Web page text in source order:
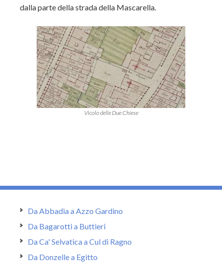
dalla parte della strada della Mascarella.
Vicolo delle Due Chiese
Da Abbadia a Azzo Gardino
Da Bagarotti a Buttieri
Da Ca' Selvatica a Cul di Ragno
Da Donzelle a Egitto